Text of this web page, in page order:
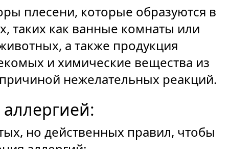
плесени, которые образуются в
таких как ванные комнаты или
а также продукция
и химические вещества из
нежелательных реакций.
но действенных правил, чтобы